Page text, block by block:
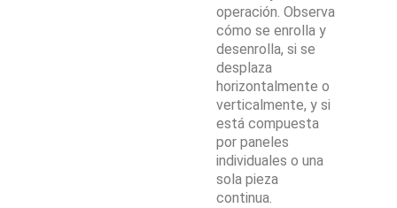
operación. Observa
cómo se enrolla y
desenrolla, si se
desplaza
horizontalmente o
verticalmente, y si
está compuesta
por paneles
individuales o una
sola pieza
continua.